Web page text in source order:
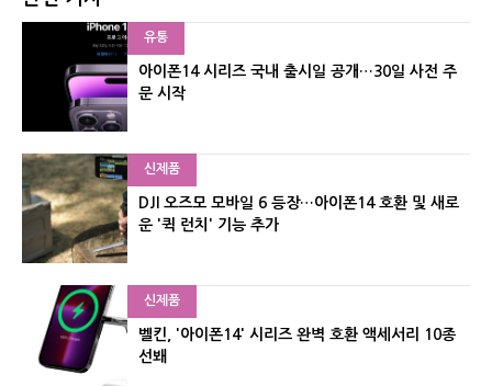
유통
아이폰14 시리즈 국내 출시일 공개…30일 사전 주
문 시작
신제품
DJI 오즈모 모바일 6 등장…아이폰14 호환 및 새로
운 '퀵 런치' 기능 추가
신제품
벨킨, '아이폰14' 시리즈 완벽 호환 액세서리 10종
선봬